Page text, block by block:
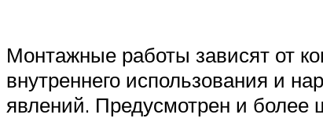
Монтажные работы зависят от
внутреннего использования и
явлений. Предусмотрен и более